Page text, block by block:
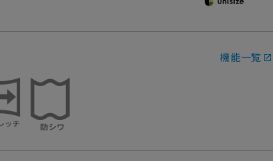
機能一覧